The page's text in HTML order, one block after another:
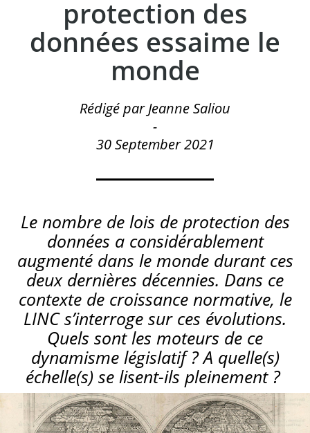
protection des
données essaime le
monde
Rédigé par Jeanne Saliou
-
30 September 2021
Le nombre de lois de protection des
données a considérablement
augmenté dans le monde durant ces
deux dernières décennies. Dans ce
contexte de croissance normative, le
LINC s’interroge sur ces évolutions.
Quels sont les moteurs de ce
dynamisme législatif ? A quelle(s)
échelle(s) se lisent-ils pleinement ?